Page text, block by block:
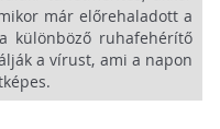
már előrehaladott a
különböző ruhafehérítő
a vírust, ami a napon